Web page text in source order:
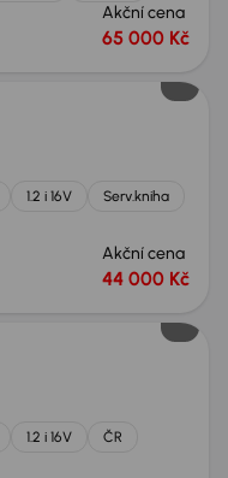
Akční cena
65 000 Kč
1.2 i 16V
Serv.kniha
Akční cena
44 000 Kč
1.2 i 16V
ČR